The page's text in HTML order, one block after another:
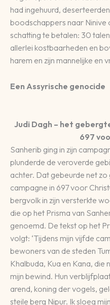
had ingehuurd,
boodschappers naar Ninive
schatting te betalen: 30
allerlei kostbaarheden en
harem en zijn mannelijke en
Een Assyrische genocide
Judi Dagh – het
697
Sanherib ging in zijn
plunderde de veroverde
achter. Dat gebeurde net zo
campagne in 697 voor
bergvolk in zijn versterkte
die op het Prisma van
genoemd. De tekst op het
volgt: ‘Tijdens mijn vijfde
bewoners van de steden
Khalbuda, Kua en Kana,
mijn bewind. Hun
arend, koning der vogels,
steile berg Nipur. Ik sloeg